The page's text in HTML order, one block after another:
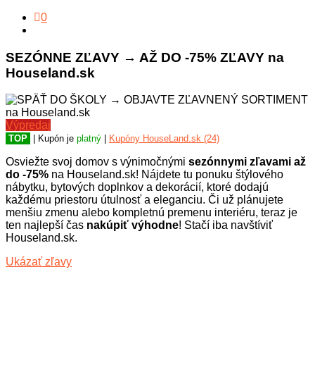
0
SEZÓNNE ZĽAVY → AŽ DO -75% ZĽAVY na
Houseland.sk
Výpredaj
TOP | Kupón je platný Kupóny HouseLand.sk (24)
Osviežte svoj domov s výnimočnými sezónnymi zľavami až
do -75% na Houseland.sk! Nájdete tu ponuku štýlového
nábytku, bytových doplnkov a dekorácií, ktoré dodajú
každému priestoru útulnosť a eleganciu. Či už plánujete
menšiu zmenu alebo kompletnú premenu interiéru, teraz je
ten najlepší čas nakúpiť výhodne! Stačí iba navštíviť
Houseland.sk.
Ukázať zľavy